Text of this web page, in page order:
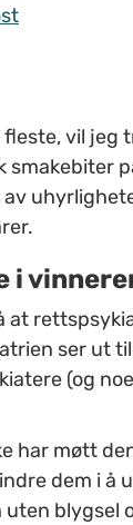
vil jeg
i
ser ut
(og
har møtt
dem i å
blygsel